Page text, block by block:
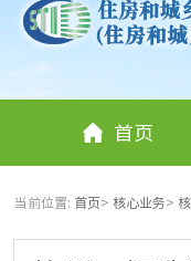
首页
当前位置: 首页> 核心业务>